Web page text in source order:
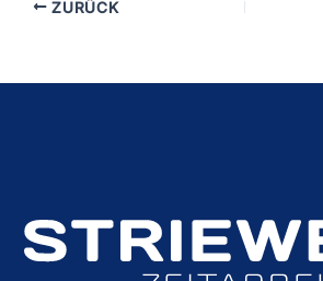
ZURÜCK